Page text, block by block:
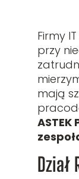
Firmy
przy
mają
Dział